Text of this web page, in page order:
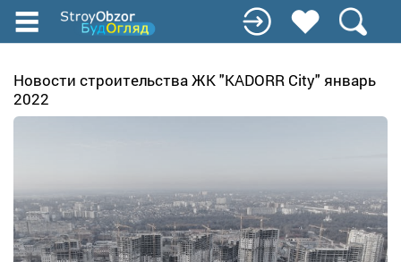
Перейти
до
вмісту
Новости строительства ЖК "KADORR City" январь
2022